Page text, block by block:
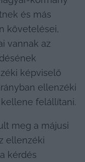
és más
követelései,
vannak az
képviselő
ellenzéki
felállítani.
meg a májusi
ellenzéki
kérdés